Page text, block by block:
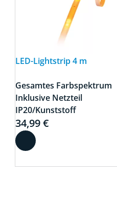
LED-Lightstrip 4 m
Gesamtes Farbspektrum
Inklusive Netzteil
IP20/Kunststoff
34,99 €